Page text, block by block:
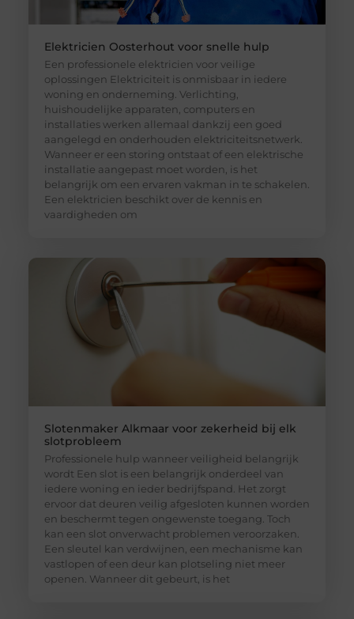
Elektricien Oosterhout voor snelle hulp
Een professionele elektricien voor veilige
oplossingen Elektriciteit is onmisbaar in iedere
woning en onderneming. Verlichting,
huishoudelijke apparaten, computers en
installaties werken allemaal dankzij een goed
aangelegd en onderhouden elektriciteitsnetwerk.
Wanneer er een storing ontstaat of een elektrische
installatie aangepast moet worden, is het
belangrijk om een ervaren vakman in te schakelen.
Een elektricien beschikt over de kennis en
vaardigheden om
Slotenmaker Alkmaar voor zekerheid bij elk
slotprobleem
Professionele hulp wanneer veiligheid belangrijk
wordt Een slot is een belangrijk onderdeel van
iedere woning en ieder bedrijfspand. Het zorgt
ervoor dat deuren veilig afgesloten kunnen worden
en beschermt tegen ongewenste toegang. Toch
kan een slot onverwacht problemen veroorzaken.
Een sleutel kan verdwijnen, een mechanisme kan
vastlopen of een deur kan plotseling niet meer
openen. Wanneer dit gebeurt, is het